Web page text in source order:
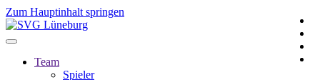
Zum Hauptinhalt springen
Team
Spieler